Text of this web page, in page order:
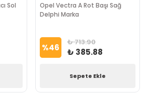
Sol
Opel Vectra A Rot Başı Sağ
Delphi Marka
%46 ₺ 713.90
₺ 385.88
Sepete Ekle